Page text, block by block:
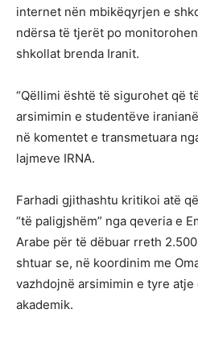
internet nën mbikëqyrjen e
ndërsa të tjerët po
shkollat ​​brenda Iranit.
“Qëllimi është të sigurohet që
arsimimin e studentëve
në komentet e transmetuara
lajmeve IRNA.
Farhadi gjithashtu kritikoi atë
“të paligjshëm” nga qeveria e
Arabe për të dëbuar rreth
shtuar se, në koordinim me
vazhdojnë arsimimin e tyre
akademik.